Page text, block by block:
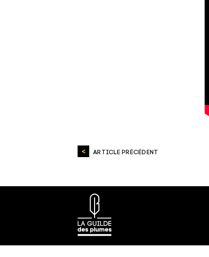
ARTICLE PRÉCÉDENT